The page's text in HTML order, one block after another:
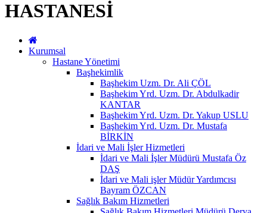
HASTANESİ
Kurumsal
Hastane Yönetimi
Başhekimlik
Başhekim Uzm. Dr. Ali ÇÖL
Başhekim Yrd. Uzm. Dr. Abdulkadir
KANTAR
Başhekim Yrd. Uzm. Dr. Yakup USLU
Başhekim Yrd. Uzm. Dr. Mustafa
BİRKİN
İdari ve Mali İşler Hizmetleri
İdari ve Mali İşler Müdürü Mustafa Öz
DAŞ
İdari ve Mali işler Müdür Yardımcısı
Bayram ÖZCAN
Sağlık Bakım Hizmetleri